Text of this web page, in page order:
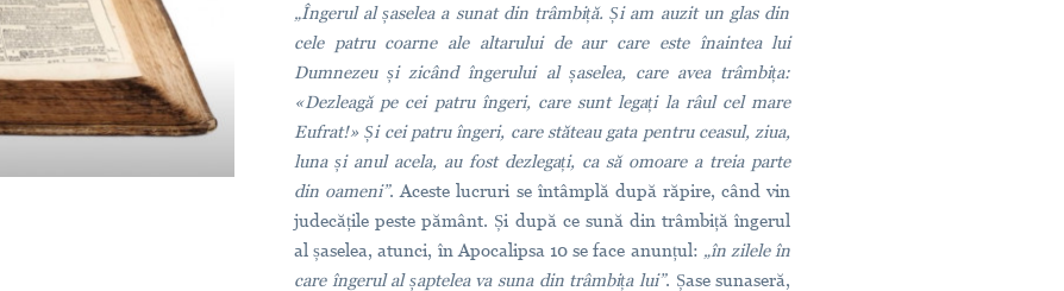
„Îngerul al șaselea a sunat din trâmbiță. Și am auzit un glas din
cele patru coarne ale altarului de aur care este înaintea lui
Dumnezeu și zicând îngerului al șaselea, care avea trâmbița:
«Dezleagă pe cei patru îngeri, care sunt legați la râul cel mare
Eufrat!» Și cei patru îngeri, care stăteau gata pentru ceasul, ziua,
luna și anul acela, au fost dezlegați, ca să omoare a treia parte
din oameni”. Aceste lucruri se întâmplă după răpire, când vin
judecățile peste pământ. Și după ce sună din trâmbiță îngerul
al șaselea, atunci, în Apocalipsa 10 se face anunțul: „în zilele în
care îngerul al șaptelea va suna din trâmbița lui”. Șase sunaseră,